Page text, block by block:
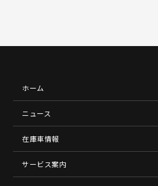
ホーム
ニュース
在庫車情報
サービス案内